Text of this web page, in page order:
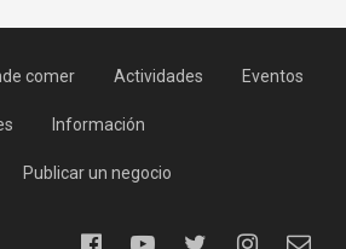
comer Actividades Eventos
Información
Publicar un negocio